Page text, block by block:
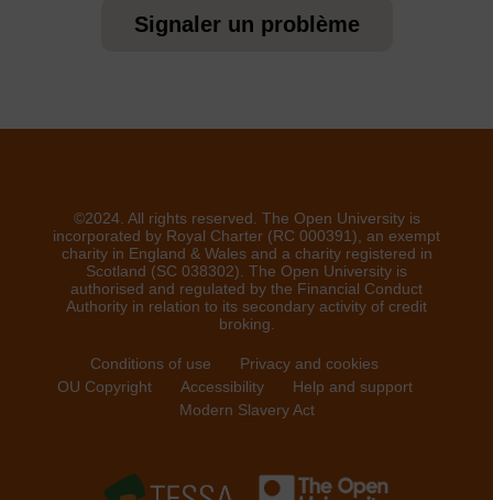
Signaler un problème
©2024. All rights reserved. The Open University is
incorporated by Royal Charter (RC 000391), an exempt
charity in England & Wales and a charity registered in
Scotland (SC 038302). The Open University is
authorised and regulated by the Financial Conduct
Authority in relation to its secondary activity of credit
broking.
Conditions of use
Privacy and cookies
OU Copyright
Accessibility
Help and support
Modern Slavery Act